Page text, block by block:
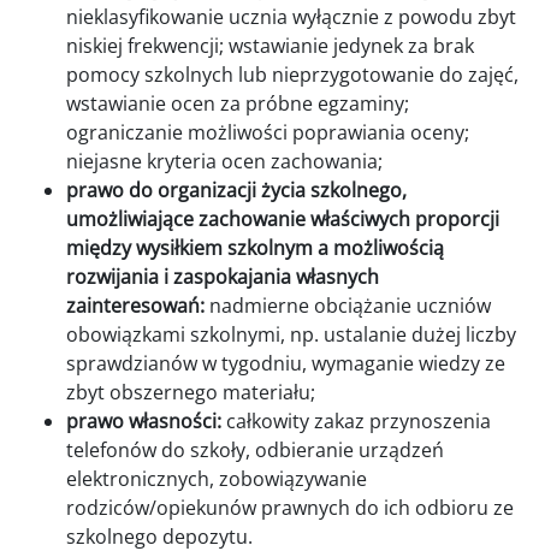
nieklasyfikowanie ucznia wyłącznie z powodu zbyt
niskiej frekwencji; wstawianie jedynek za brak
pomocy szkolnych lub nieprzygotowanie do zajęć,
wstawianie ocen za próbne egzaminy;
ograniczanie możliwości poprawiania oceny;
niejasne kryteria ocen zachowania;
prawo do organizacji życia szkolnego,
umożliwiające zachowanie właściwych proporcji
między wysiłkiem szkolnym a możliwością
rozwijania i zaspokajania własnych
zainteresowań: nadmierne obciążanie uczniów
obowiązkami szkolnymi, np. ustalanie dużej liczby
sprawdzianów w tygodniu, wymaganie wiedzy ze
zbyt obszernego materiału;
prawo własności: całkowity zakaz przynoszenia
telefonów do szkoły, odbieranie urządzeń
elektronicznych, zobowiązywanie
rodziców/opiekunów prawnych do ich odbioru ze
szkolnego depozytu.